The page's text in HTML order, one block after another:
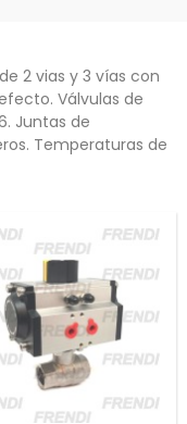
2 vias y 3 vías con
Válvulas de
Juntas de
Temperaturas de